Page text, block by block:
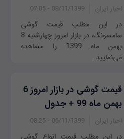
اخبار ایران 08/11/1399 - 07:05
در این مطلب قیمت گوشی
سامسونگ، در بازار امروز چهار‌شنبه 8
بهمن ماه 1399 را مشاهده
می‌نمایید.
قیمت گوشی در بازار امروز 6
بهمن ماه 99 + جدول
اخبار ایران 06/11/1399 - 08:25
در این مطلب قیمت انواع گوشی